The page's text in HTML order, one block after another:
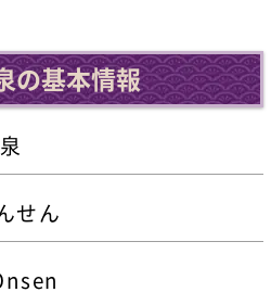
の基本情報
せん